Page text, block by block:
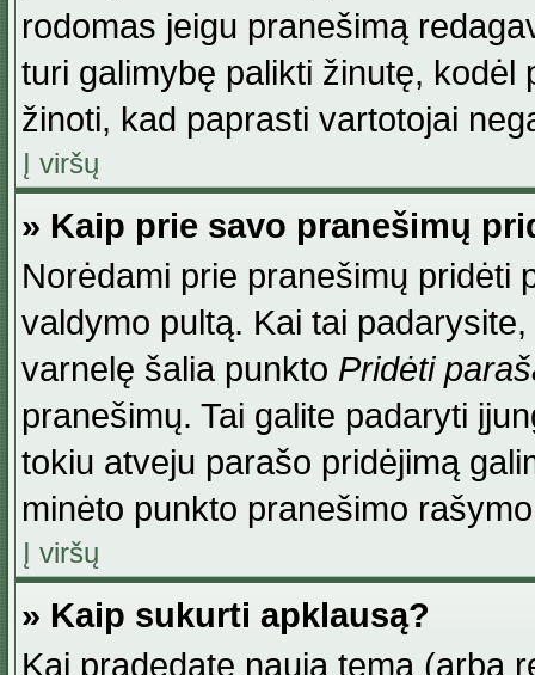
rodomas jeigu pranešimą
turi galimybę palikti žinutę, kodėl
žinoti, kad paprasti vartotojai
Į viršų
» Kaip prie savo pranešimų
Norėdami prie pranešimų pridėti
valdymo pultą. Kai tai
varnelę šalia punkto Pridėti
pranešimų. Tai galite padaryti
tokiu atveju parašo pridėjimą
minėto punkto pranešimo
Į viršų
» Kaip sukurti apklausą?
Kai pradedate naują temą (arba